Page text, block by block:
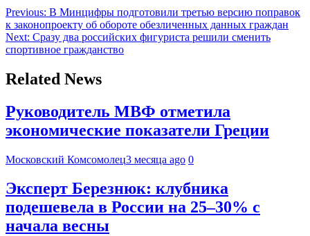
Previous: В Минцифры подготовили третью версию поправок
к законопроекту об обороте обезличенных данных граждан
Next: Сразу два российских фигуриста решили сменить
спортивное гражданство
Related News
Руководитель МВФ отметила
экономические показатели Греции
Московский Комсомолец3 месяца ago 0
Эксперт Березнюк: клубника
подешевела в России на 25–30% с
начала весны